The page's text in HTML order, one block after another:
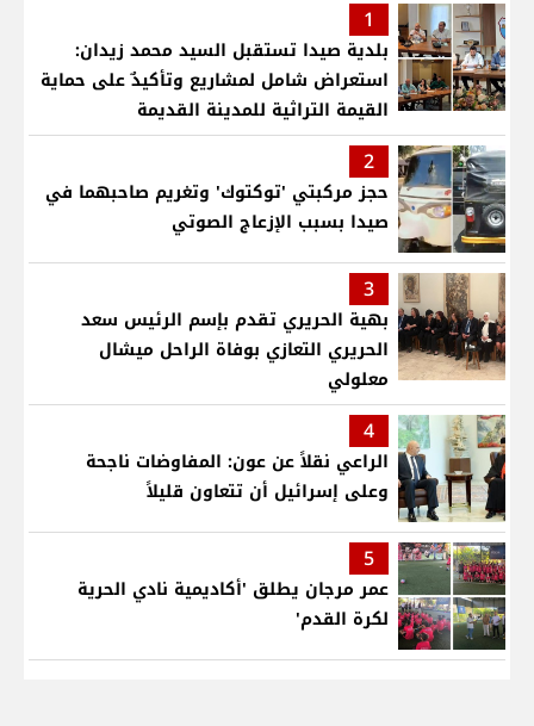
1
بلدية صيدا تستقبل السيد محمد زيدان:
استعراض شامل لمشاريع وتأكيدٌ على حماية
القيمة التراثية للمدينة القديمة
2
حجز مركبتي 'توكتوك' وتغريم صاحبهما في
صيدا بسبب الإزعاج الصوتي
3
بهية الحريري تقدم بإسم الرئيس سعد
الحريري التعازي بوفاة الراحل ميشال
معلولي
4
الراعي نقلاً عن عون: المفاوضات ناجحة
وعلى إسرائيل أن تتعاون قليلاً
5
عمر مرجان يطلق 'أكاديمية نادي الحرية
لكرة القدم'